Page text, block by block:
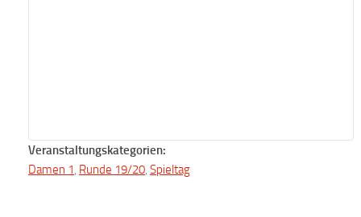
Veranstaltungskategorien:
Damen 1 Runde 19/20 Spieltag